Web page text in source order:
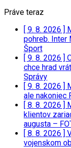
Práve teraz
[ 9. 8. 2026 ]
pohreb. Inter
Šport
[ 9. 8. 2026 ]
chce hrad
Správy
[ 9. 8. 2026 ]
ale nakoniec
[ 8. 8. 2026 ]
klientov
augusta –
[ 8. 8. 2026 ]
vojenskom